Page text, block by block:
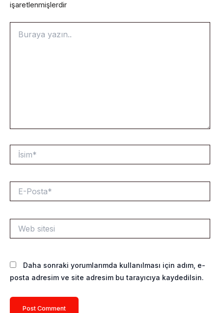
işaretlenmişlerdir
yazın..
İsim*
Posta*
sitesi
Daha sonraki yorumlarımda kullanılması için adım, e-
posta adresim ve site adresim bu tarayıcıya kaydedilsin.